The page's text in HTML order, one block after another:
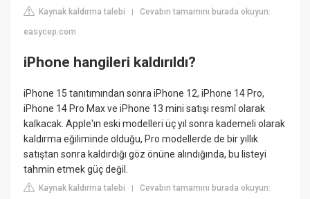
Kaynak kaldırma talebi |Cevabın tamamını burada okuyun:
easycep.com
iPhone hangileri kaldırıldı?
iPhone 15 tanıtımından sonra iPhone 12, iPhone 14 Pro,
iPhone 14 Pro Max ve iPhone 13 mini satışı resmî olarak
kalkacak. Apple'ın eski modelleri üç yıl sonra kademeli olarak
kaldırma eğiliminde olduğu, Pro modellerde de bir yıllık
satıştan sonra kaldırdığı göz önüne alındığında, bu listeyi
tahmin etmek güç değil.
Kaynak kaldırma talebi |Cevabın tamamını burada okuyun: